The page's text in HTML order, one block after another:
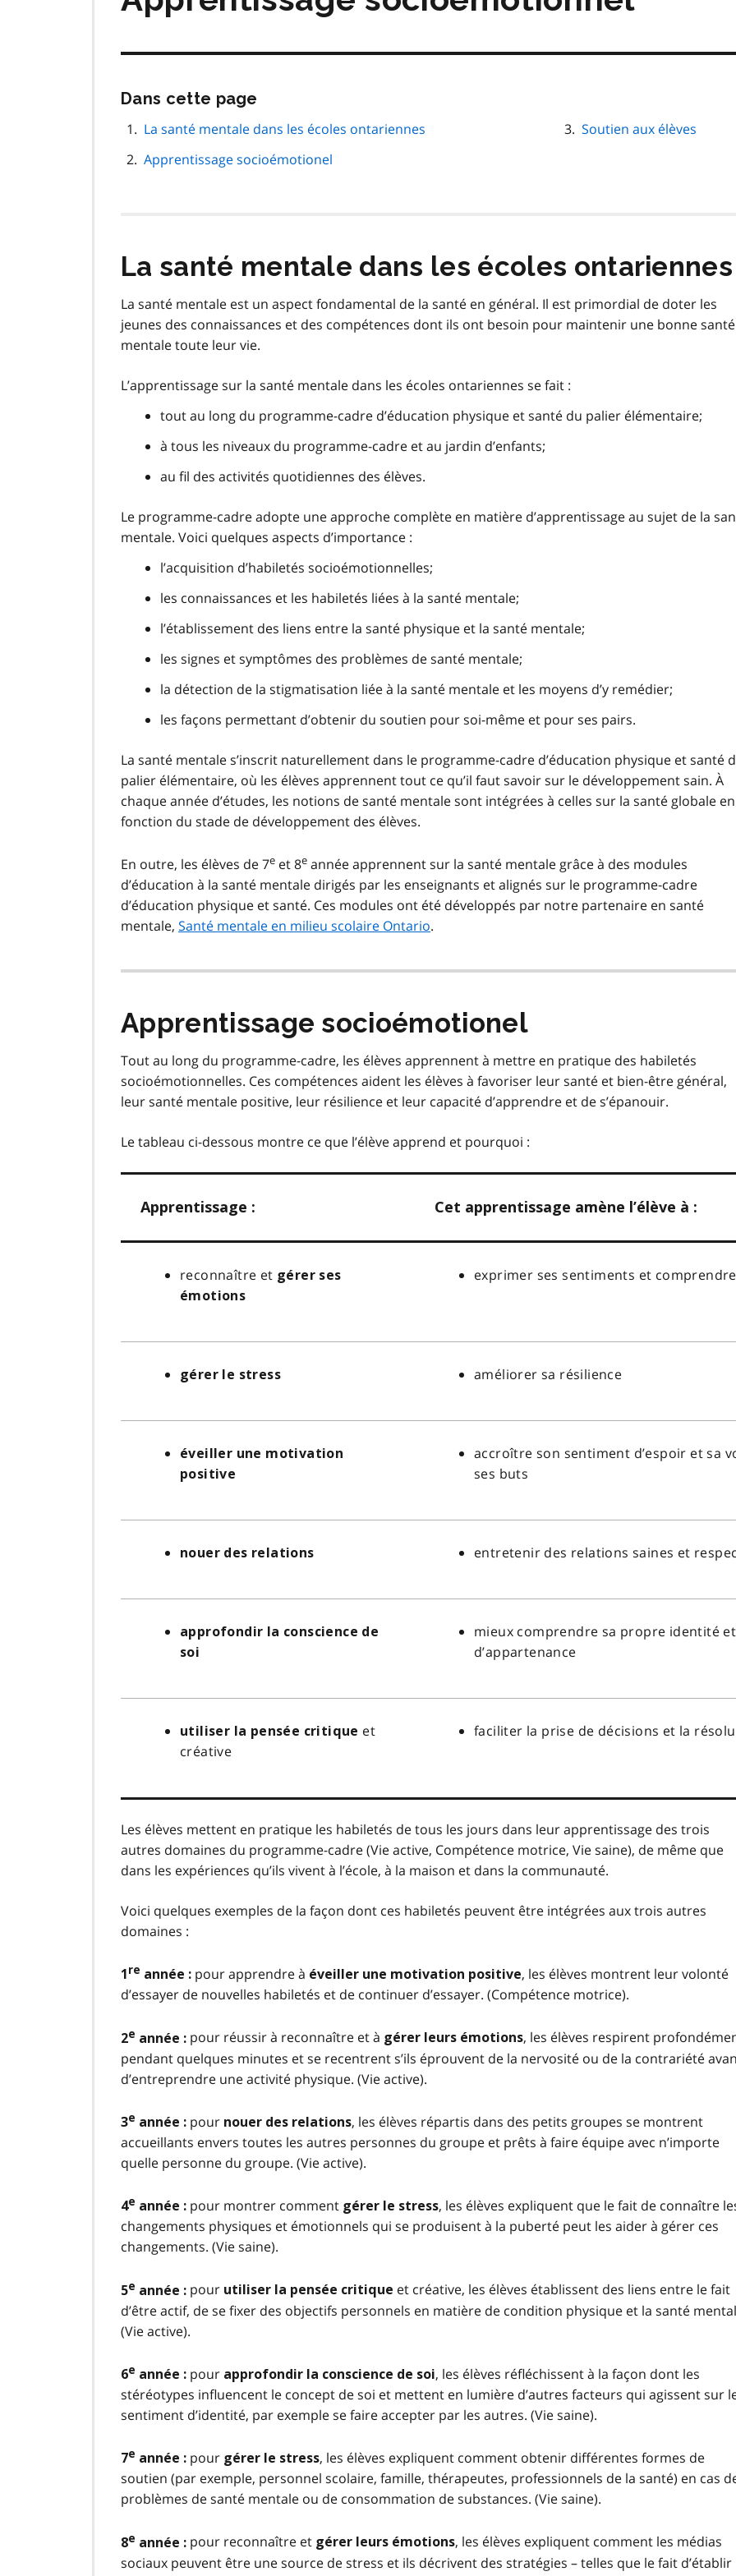
Dans cette page
navigation
page
La santé mentale dans les écoles ontariennes
Apprentissage socioémotionel
Soutien aux élèves
La santé mentale dans les écoles ontariennes
La santé mentale est un aspect fondamental de la santé en général. Il est primordial de doter les
jeunes des connaissances et des compétences dont ils ont besoin pour maintenir une bonne santé
mentale toute leur vie.
L’apprentissage sur la santé mentale dans les écoles ontariennes se fait :
tout au long du programme-cadre d’éducation physique et santé du palier élémentaire;
à tous les niveaux du programme-cadre et au jardin d’enfants;
au fil des activités quotidiennes des élèves.
Le programme-cadre adopte une approche complète en matière d’apprentissage au sujet de la
mentale. Voici quelques aspects d’importance :
l’acquisition d’habiletés socioémotionnelles;
les connaissances et les habiletés liées à la santé mentale;
l’établissement des liens entre la santé physique et la santé mentale;
les signes et symptômes des problèmes de santé mentale;
la détection de la stigmatisation liée à la santé mentale et les moyens d’y remédier;
les façons permettant d’obtenir du soutien pour soi-même et pour ses pairs.
La santé mentale s’inscrit naturellement dans le programme-cadre d’éducation physique et santé
palier élémentaire, où les élèves apprennent tout ce qu’il faut savoir sur le développement sain. À
chaque année d’études, les notions de santé mentale sont intégrées à celles sur la santé globale en
fonction du stade de développement des élèves.
En outre, les élèves de 7e et 8e année apprennent sur la santé mentale grâce à des modules
d’éducation à la santé mentale dirigés par les enseignants et alignés sur le programme‑cadre
d’éducation physique et santé. Ces modules ont été développés par notre partenaire en santé
mentale, Santé mentale en milieu scolaire Ontario.
Apprentissage socioémotionel
Tout au long du programme-cadre, les élèves apprennent à mettre en pratique des habiletés
socioémotionnelles. Ces compétences aident les élèves à favoriser leur santé et bien-être général,
leur santé mentale positive, leur résilience et leur capacité d’apprendre et de s’épanouir.
Le tableau ci-dessous montre ce que l’élève apprend et pourquoi :
Apprentissage : Cet apprentissage amène l’élève à :
reconnaître et gérer ses
émotions
exprimer ses sentiments et
gérer le stress améliorer sa résilience
éveiller une motivation
positive
accroître son sentiment d’espoir et sa
ses buts
nouer des relations entretenir des relations saines et
approfondir la conscience de
soi
mieux comprendre sa propre identité
d’appartenance
utiliser la pensée critique et
créative
faciliter la prise de décisions et la
Les élèves mettent en pratique les habiletés de tous les jours dans leur apprentissage des trois
autres domaines du programme-cadre (Vie active, Compétence motrice, Vie saine), de même que
dans les expériences qu’ils vivent à l’école, à la maison et dans la communauté.
Voici quelques exemples de la façon dont ces habiletés peuvent être intégrées aux trois autres
domaines :
1 re année : pour apprendre à éveiller une motivation positive, les élèves montrent leur volonté
d’essayer de nouvelles habiletés et de continuer d’essayer. (Compétence motrice).
2e année : pour réussir à reconnaître et à gérer leurs émotions, les élèves respirent
pendant quelques minutes et se recentrent s’ils éprouvent de la nervosité ou de la contrariété
d’entreprendre une activité physique. (Vie active).
3e année : pour nouer des relations, les élèves répartis dans des petits groupes se montrent
accueillants envers toutes les autres personnes du groupe et prêts à faire équipe avec n’importe
quelle personne du groupe. (Vie active).
4e année : pour montrer comment gérer le stress, les élèves expliquent que le fait de connaître
changements physiques et émotionnels qui se produisent à la puberté peut les aider à gérer ces
changements. (Vie saine).
5e année : pour utiliser la pensée critique et créative, les élèves établissent des liens entre le fait
d’être actif, de se fixer des objectifs personnels en matière de condition physique et la santé
(Vie active).
6e année : pour approfondir la conscience de soi, les élèves réfléchissent à la façon dont les
stéréotypes influencent le concept de soi et mettent en lumière d’autres facteurs qui agissent sur
sentiment d’identité, par exemple se faire accepter par les autres. (Vie saine).
7e année : pour gérer le stress, les élèves expliquent comment obtenir différentes formes de
soutien (par exemple, personnel scolaire, famille, thérapeutes, professionnels de la santé) en cas
problèmes de santé mentale ou de consommation de substances. (Vie saine).
8e année : pour reconnaître et gérer leurs émotions, les élèves expliquent comment les médias
sociaux peuvent être une source de stress et ils décrivent des stratégies – telles que le fait d’établir